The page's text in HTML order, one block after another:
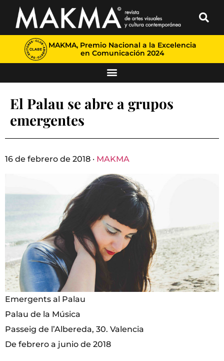
MAKMA, Premio Nacional a la Excelencia
en Comunicación 2024
El Palau se abre a grupos
emergentes
16 de febrero de 2018 · MAKMA
Emergents al Palau
Palau de la Música
Passeig de l’Albereda, 30. Valencia
De febrero a junio de 2018